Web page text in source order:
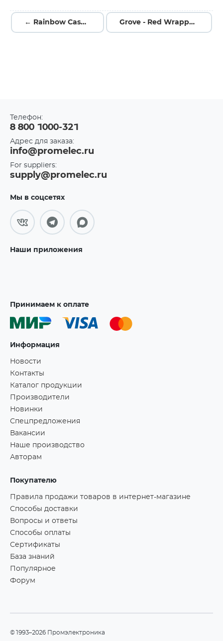
← Rainbow Case B for RPi Grove - Red Wrapper 1*1 (4 PCS pack) →
Телефон:
8 800 1000-321
Адрес для заказа:
info@promelec.ru
For suppliers:
supply@promelec.ru
Мы в соцсетях
Наши приложения
Принимаем к оплате
Информация
Новости
Контакты
Каталог продукции
Производители
Новинки
Спецпредложения
Вакансии
Наше производство
Авторам
Покупателю
Правила продажи товаров в интернет-магазине
Способы доставки
Вопросы и ответы
Способы оплаты
Сертификаты
База знаний
Популярное
Форум
©1993–2026 Промэлектроника